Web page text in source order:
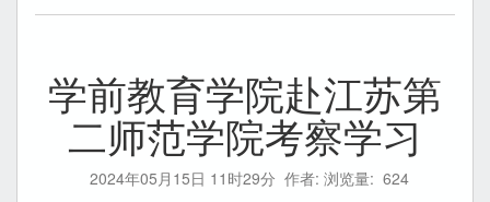
学前教育学院赴江苏第
二师范学院考察学习
2024年05月15日 11时29分 作者: 浏览量: 624